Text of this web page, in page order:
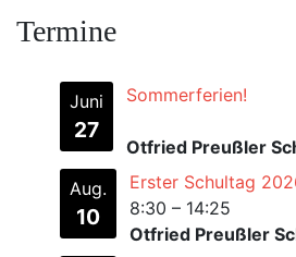
Termine
Juni
27
Sommerferien!
Otfried Preußler
Aug.
10
Erster Schultag
8:30 – 14:25
Otfried Preußler